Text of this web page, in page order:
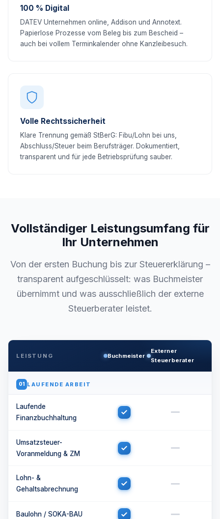
100 % Digital
DATEV Unternehmen online, Addison und Annotext.
Papierlose Prozesse vom Beleg bis zum Bescheid –
auch bei vollem Terminkalender ohne Kanzleibesuch.
Volle Rechtssicherheit
Klare Trennung gemäß StBerG: Fibu/Lohn bei uns,
Abschluss/Steuer beim Berufsträger. Dokumentiert,
transparent und für jede Betriebsprüfung sauber.
Vollständiger Leistungsumfang für
Ihr Unternehmen
Von der ersten Buchung bis zur Steuererklärung –
transparent aufgeschlüsselt: was Buchmeister
übernimmt und was ausschließlich der externe
Steuerberater leistet.
LEISTUNG Buchmeister
Externer
Steuerberater
01 LAUFENDE ARBEIT
Laufende
Finanzbuchhaltung
Umsatzsteuer-
Voranmeldung & ZM
Lohn- &
Gehaltsabrechnung
Baulohn / SOKA-BAU